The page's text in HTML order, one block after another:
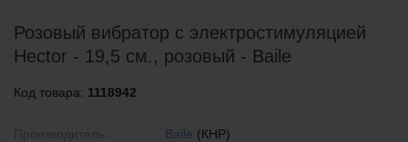
Розовый вибратор с электростимуляцией
Hector - 19,5 см., розовый - Baile
Код товара: 1118942
Baile (КНР)